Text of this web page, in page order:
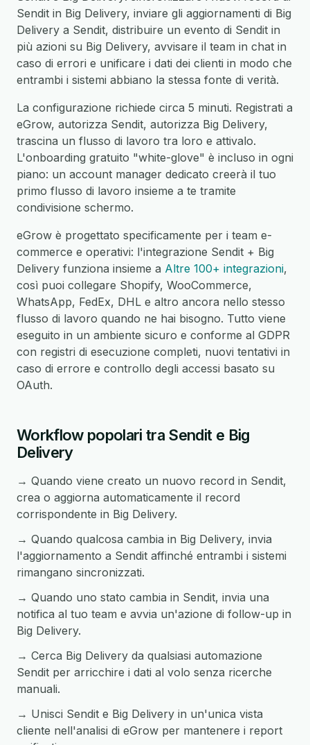
Sendit in Big Delivery, inviare gli aggiornamenti di Big
Delivery a Sendit, distribuire un evento di Sendit in
più azioni su Big Delivery, avvisare il team in chat in
caso di errori e unificare i dati dei clienti in modo che
entrambi i sistemi abbiano la stessa fonte di verità.
La configurazione richiede circa 5 minuti. Registrati a
eGrow, autorizza Sendit, autorizza Big Delivery,
trascina un flusso di lavoro tra loro e attivalo.
L'onboarding gratuito "white-glove" è incluso in ogni
piano: un account manager dedicato creerà il tuo
primo flusso di lavoro insieme a te tramite
condivisione schermo.
eGrow è progettato specificamente per i team e-
commerce e operativi: l'integrazione Sendit + Big
Delivery funziona insieme a Altre 100+ integrazioni,
così puoi collegare Shopify, WooCommerce,
WhatsApp, FedEx, DHL e altro ancora nello stesso
flusso di lavoro quando ne hai bisogno. Tutto viene
eseguito in un ambiente sicuro e conforme al GDPR
con registri di esecuzione completi, nuovi tentativi in
caso di errore e controllo degli accessi basato su
OAuth.
Workflow popolari tra Sendit e Big
Delivery
→ Quando viene creato un nuovo record in Sendit,
crea o aggiorna automaticamente il record
corrispondente in Big Delivery.
→ Quando qualcosa cambia in Big Delivery, invia
l'aggiornamento a Sendit affinché entrambi i sistemi
rimangano sincronizzati.
→ Quando uno stato cambia in Sendit, invia una
notifica al tuo team e avvia un'azione di follow-up in
Big Delivery.
→ Cerca Big Delivery da qualsiasi automazione
Sendit per arricchire i dati al volo senza ricerche
manuali.
→ Unisci Sendit e Big Delivery in un'unica vista
cliente nell'analisi di eGrow per mantenere i report